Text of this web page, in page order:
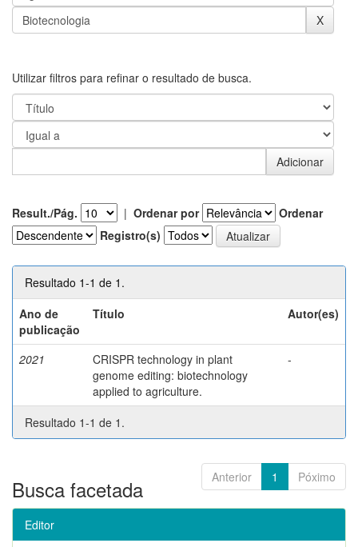
Utilizar filtros para refinar o resultado de busca.
Result./Pág. | Ordenar por
Ordenar
Registro(s)
Resultado 1-1 de 1.
Ano de
publicação
Título Autor(es)
2021
CRISPR technology in plant
genome editing: biotechnology
applied to agriculture.
-
Resultado 1-1 de 1.
Anterior 1 Póximo
Busca facetada
Editor